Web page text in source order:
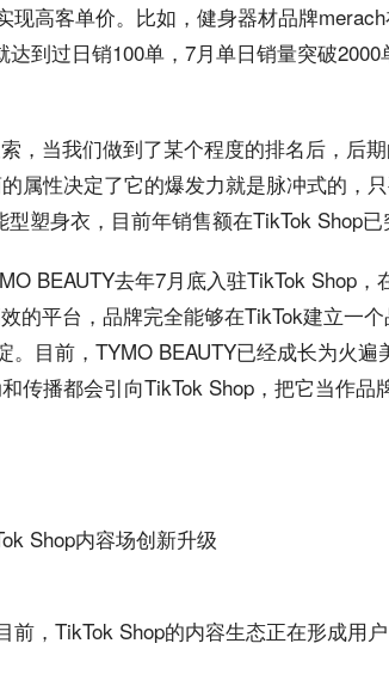
现高客单价。比如，健身器材品牌
到过日销100单，7月单日销量突破
，当我们做到了某个程度的排名后，后
属性决定了它的爆发力就是脉冲式的，
塑身衣，目前年销售额在TikTok Shop已
BEAUTY去年7月底入驻TikTok Shop，
的平台，品牌完全能够在TikTok建立一
目前，TYMO BEAUTY已经成长为火
传播都会引向TikTok Shop，把它当作品
，TikTok Shop的内容生态正在形成用户